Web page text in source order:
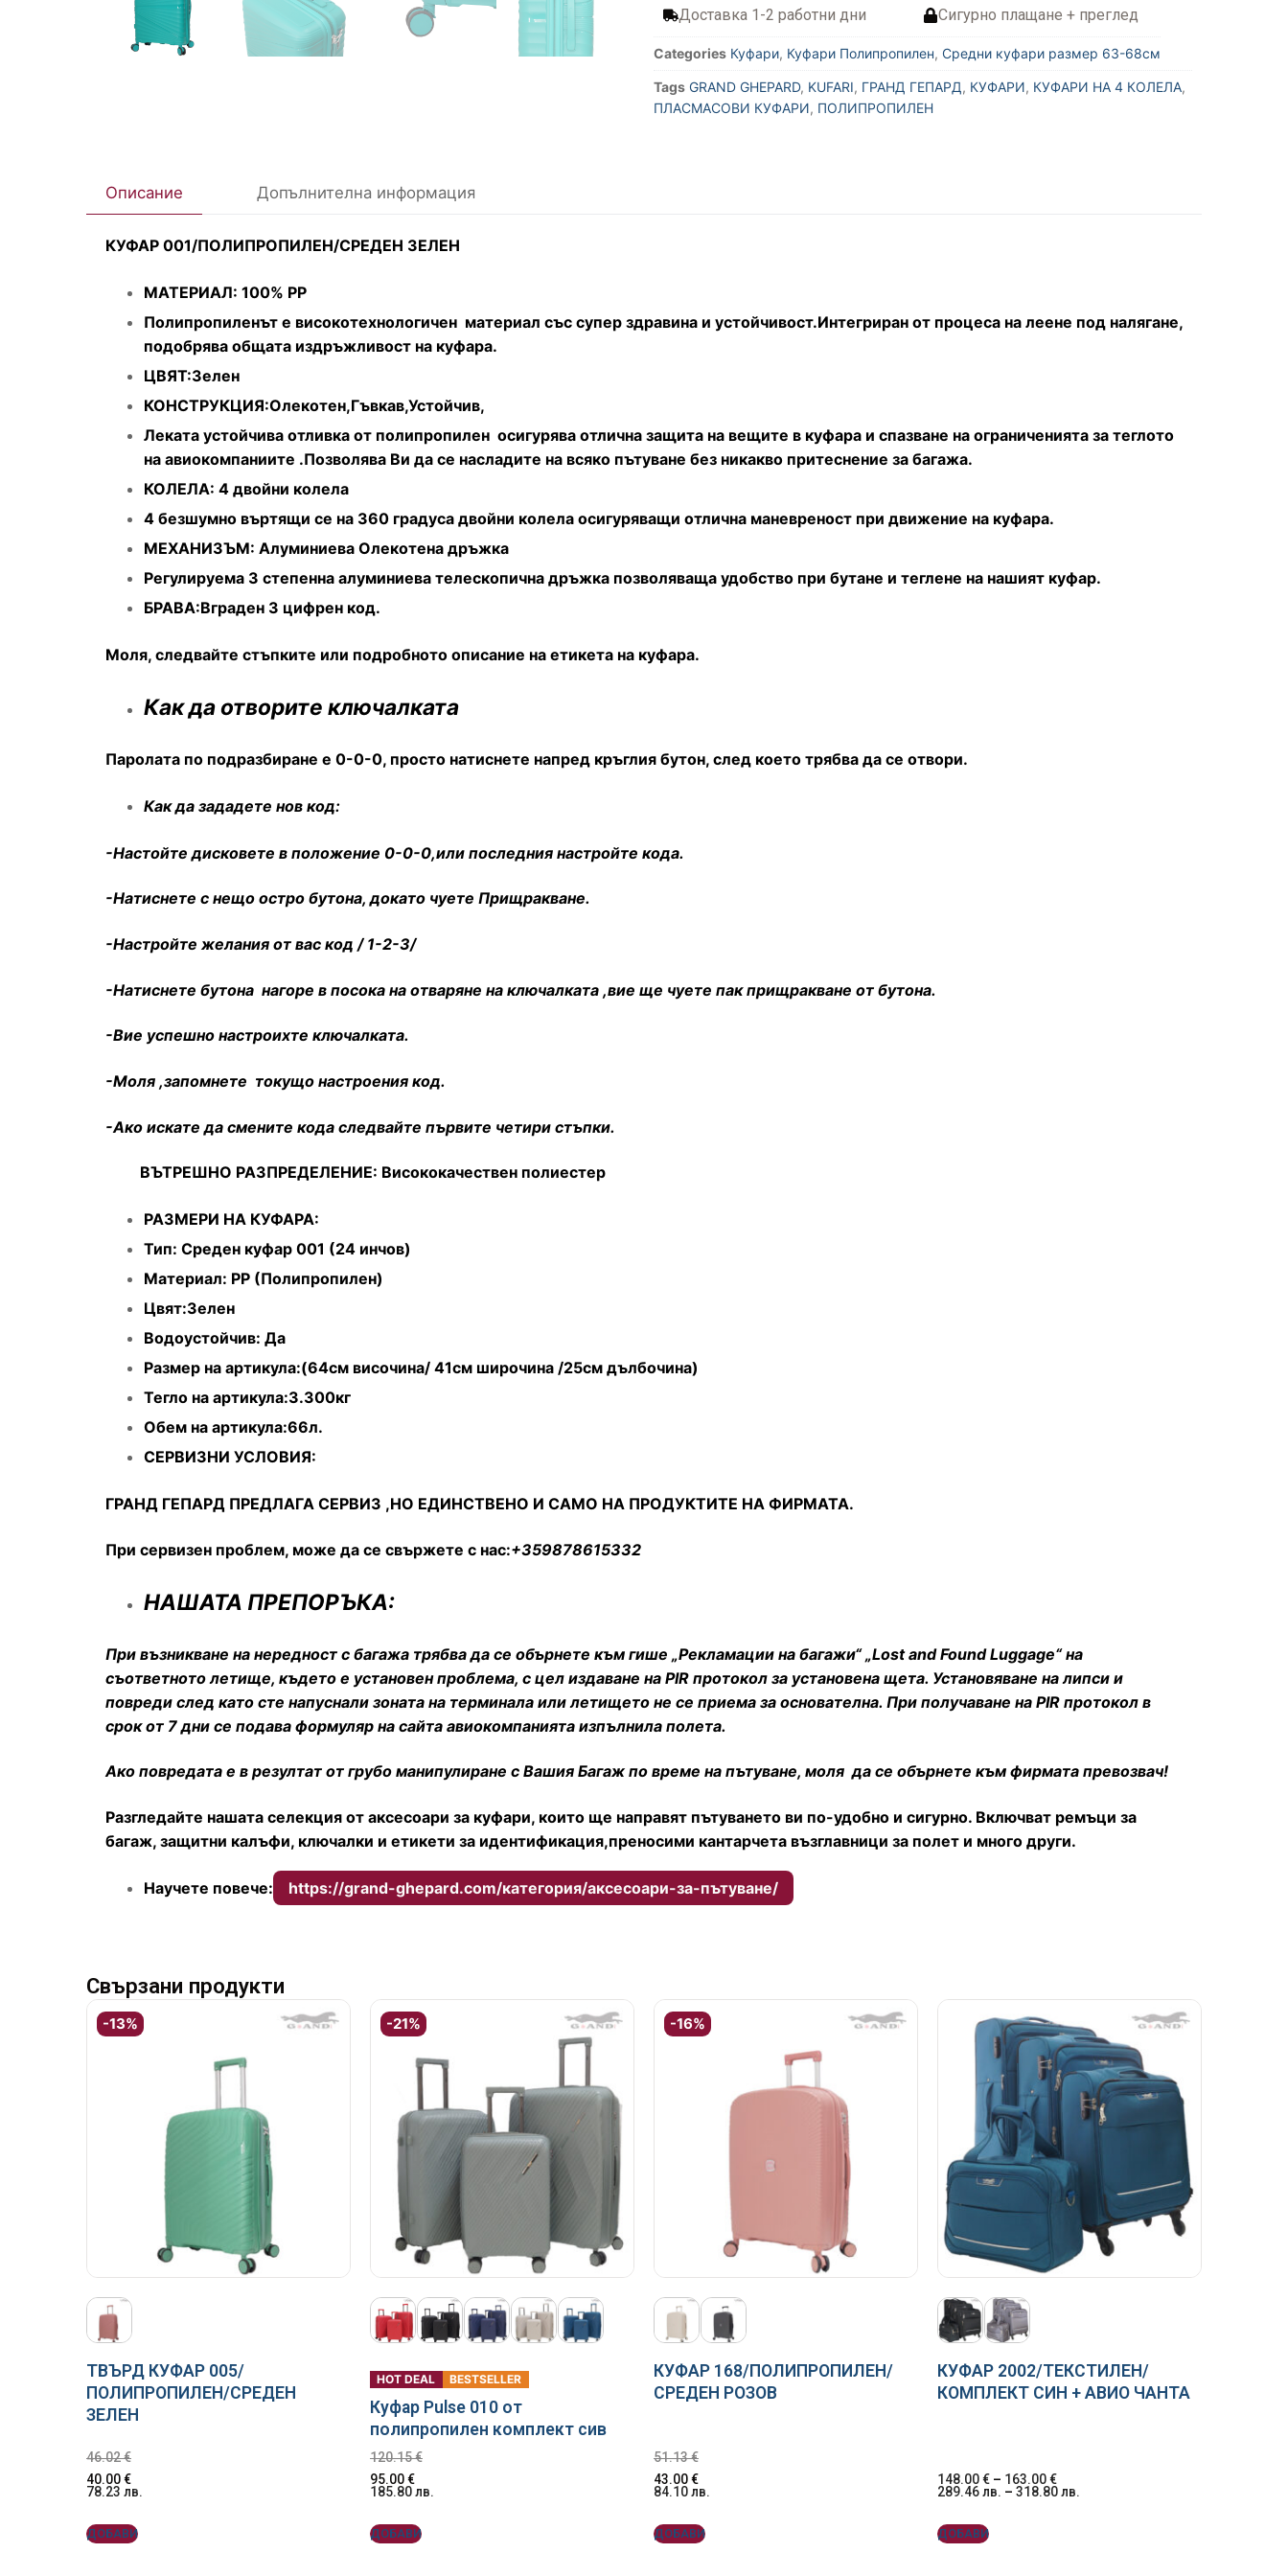
Доставка 1-2 работни дни
Сигурно плащане + преглед
Categories Куфари, Куфари Полипропилен, Средни куфари размер 63-68см
Tags GRAND GHEPARD, KUFARI, ГРАНД ГЕПАРД, КУФАРИ, КУФАРИ НА 4 КОЛЕЛА,
ПЛАСМАСОВИ КУФАРИ, ПОЛИПРОПИЛЕН
Описание Допълнителна информация
КУФАР 001/ПОЛИПРОПИЛЕН/СРЕДЕН ЗЕЛЕН
МАТЕРИАЛ: 100% PP
Полипропиленът е високотехнологичен материал със супер здравина и устойчивост.Интегриран от процеса на леене под налягане,
подобрява общата издръжливост на куфара.
ЦВЯТ:Зелен
КОНСТРУКЦИЯ:Олекотен,Гъвкав,Устойчив,
Леката устойчива отливка от полипропилен осигурява отлична защита на вещите в куфара и спазване на ограниченията за теглото
на авиокомпаниите .Позволява Ви да се насладите на всяко пътуване без никакво притеснение за багажа.
КОЛЕЛА: 4 двойни колела
4 безшумно въртящи се на 360 градуса двойни колела осигуряващи отлична маневреност при движение на куфара.
МЕХАНИЗЪМ: Алуминиева Олекотена дръжка
Регулируема 3 степенна алуминиева телескопична дръжка позволяваща удобство при бутане и теглене на нашият куфар.
БРАВА:Вграден 3 цифрен код.
Моля, следвайте стъпките или подробното описание на етикета на куфара.
Как да отворите ключалката
Паролата по подразбиране е 0-0-0, просто натиснете напред кръглия бутон, след което трябва да се отвори.
Как да зададете нов код:
-Настойте дисковете в положение 0-0-0,или последния настройте кода.
-Натиснете с нещо остро бутона, докато чуете Прищракване.
-Настройте желания от вас код / 1-2-3/
-Натиснете бутона нагоре в посока на отваряне на ключалката ,вие ще чуете пак прищракване от бутона.
-Вие успешно настроихте ключалката.
-Моля ,запомнете токущо настроения код.
-Ако искате да смените кода следвайте първите четири стъпки.
ВЪТРЕШНО РАЗПРЕДЕЛЕНИЕ: Висококачествен полиестер
РАЗМЕРИ НА КУФАРА:
Тип: Среден куфар 001 (24 инчов)
Материал: PP (Полипропилен)
Цвят:Зелен
Водоустойчив: Да
Размер на артикула:(64см височина/ 41см широчина /25см дълбочина)
Тегло на артикула:3.300кг
Обем на артикула:66л.
СЕРВИЗНИ УСЛОВИЯ:
ГРАНД ГЕПАРД ПРЕДЛАГА СЕРВИЗ ,НО ЕДИНСТВЕНО И САМО НА ПРОДУКТИТЕ НА ФИРМАТА.
При сервизен проблем, може да се свържете с нас:+359878615332
НАШАТА ПРЕПОРЪКА:
При възникване на нередност с багажа трябва да се обърнете към гише „Рекламации на багажи“ „Lost and Found Luggage“ на
съответното летище, където е установен проблема, с цел издаване на PIR протокол за установена щета. Установяване на липси и
повреди след като сте напуснали зоната на терминала или летището не се приема за основателна. При получаване на PIR протокол в
срок от 7 дни се подава формуляр на сайта авиокомпанията изпълнила полета.
Ако повредата е в резултат от грубо манипулиране с Вашия Багаж по време на пътуване, моля да се обърнете към фирмата превозвач!
Разгледайте нашата селекция от аксесоари за куфари, които ще направят пътуването ви по-удобно и сигурно. Включват ремъци за
багаж, защитни калъфи, ключалки и етикети за идентификация,преносими кантарчета възглавници за полет и много други.
Научете повече: https://grand-ghepard.com/категория/аксесоари-за-пътуване/
Свързани продукти
-13%
ТВЪРД КУФАР 005/
ПОЛИПРОПИЛЕН/СРЕДЕН
ЗЕЛЕН
46.02€
40.00€
78.23 лв.
ДОБАВИ
-21%
HOT DEAL BESTSELLER
Куфар Pulse 010 от
полипропилен комплект сив
120.15€
95.00€
185.80лв.
ДОБАВИ
-16%
КУФАР 168/ПОЛИПРОПИЛЕН/
СРЕДЕН РОЗОВ
51.13€
43.00€
84.10лв.
ДОБАВИ
КУФАР 2002/ТЕКСТИЛЕН/
КОМПЛЕКТ СИН + АВИО ЧАНТА
148.00€ – 163.00€
289.46лв. – 318.80лв.
ДОБАВИ